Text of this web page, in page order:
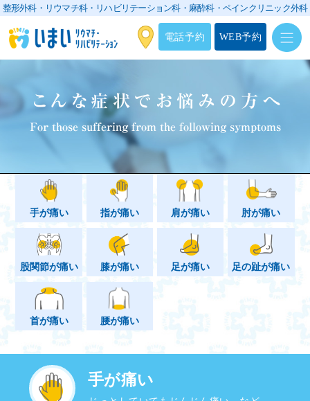
整形外科・リウマチ科・リハビリテーション科・ 麻酔科・ペインクリニック外科
電話予約 WEB予約
こんな症状でお悩みの方へ
For those suffering from the following symptoms
手が痛い 指が痛い 肩が痛い 肘が痛い
股関節が痛い 膝が痛い 足が痛い 足の趾が痛い
首が痛い 腰が痛い
手が痛い